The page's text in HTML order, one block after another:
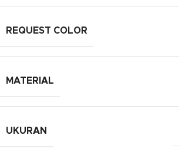
REQUEST COLOR
MATERIAL
UKURAN